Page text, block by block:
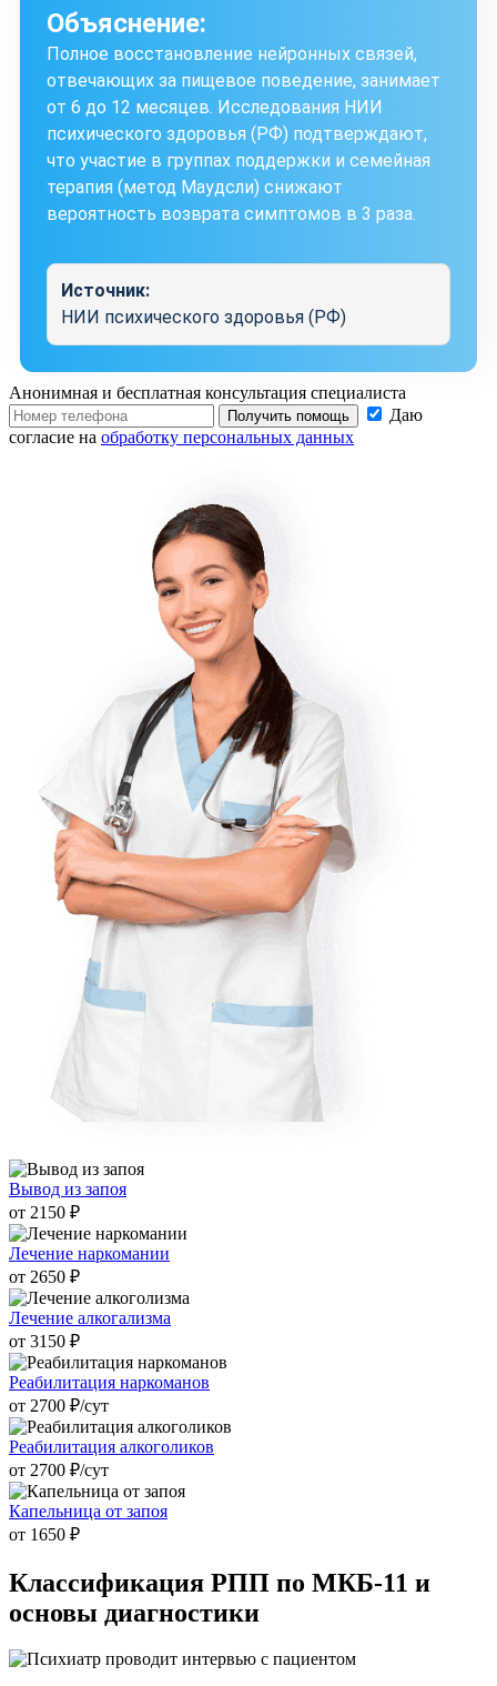
Объяснение:
Полное восстановление нейронных связей,
отвечающих за пищевое поведение, занимает
от 6 до 12 месяцев. Исследования НИИ
психического здоровья (РФ) подтверждают,
что участие в группах поддержки и семейная
терапия (метод Маудсли) снижают
вероятность возврата симптомов в 3 раза.
Источник:
НИИ психического здоровья (РФ)
Анонимная и бесплатная консультация специалиста
Получить помощь
Даю
согласие на обработку персональных данных
Вывод из запоя
от 2150 ₽
Лечение наркомании
от 2650 ₽
Лечение алкогализма
от 3150 ₽
Реабилитация наркоманов
от 2700 ₽/cут
Реабилитация алкоголиков
от 2700 ₽/cут
Капельница от запоя
от 1650 ₽
Классификация РПП по МКБ-11 и
основы диагностики